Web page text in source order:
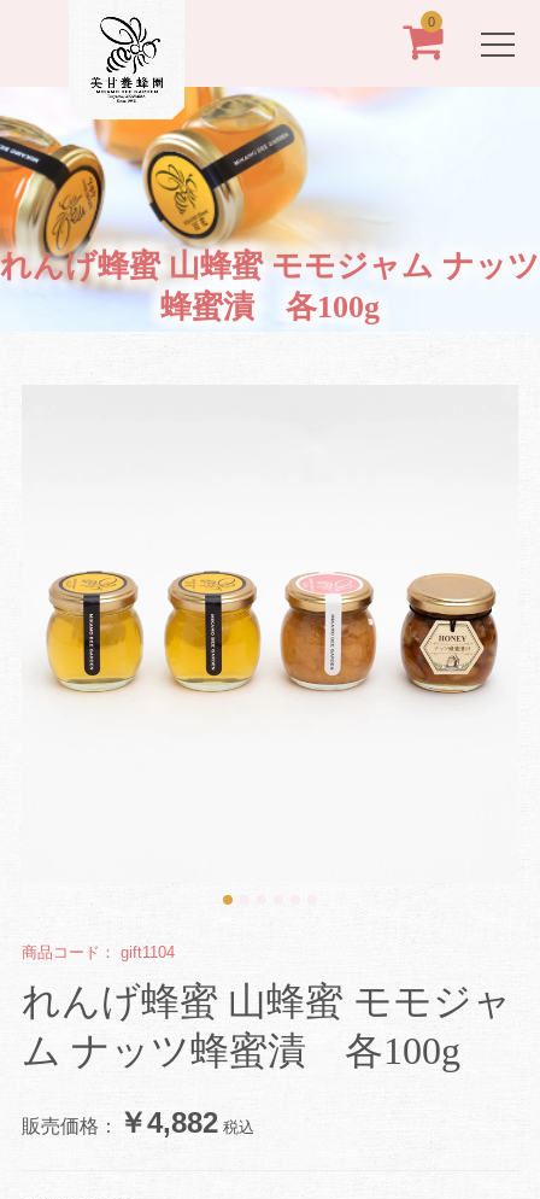
0
れんげ蜂蜜 山蜂蜜 モモジャム ナッツ
蜂蜜漬 各100g
商品コード： gift1104
れんげ蜂蜜 山蜂蜜 モモジャ
ム ナッツ蜂蜜漬 各100g
販売価格： ￥4,882 税込